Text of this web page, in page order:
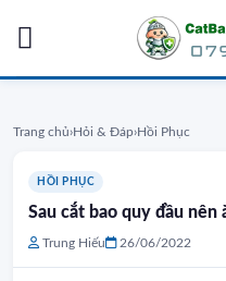
Trang chủ›Hỏi & Đáp›Hồi Phục
HỒI PHỤC
Sau cắt bao quy đầu nên
Trung Hiếu 26/06/2022